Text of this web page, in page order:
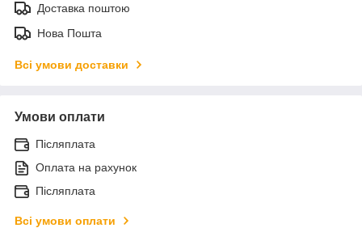
Доставка поштою
Нова Пошта
Всі умови доставки
Умови оплати
Післяплата
Оплата на рахунок
Післяплата
Всі умови оплати